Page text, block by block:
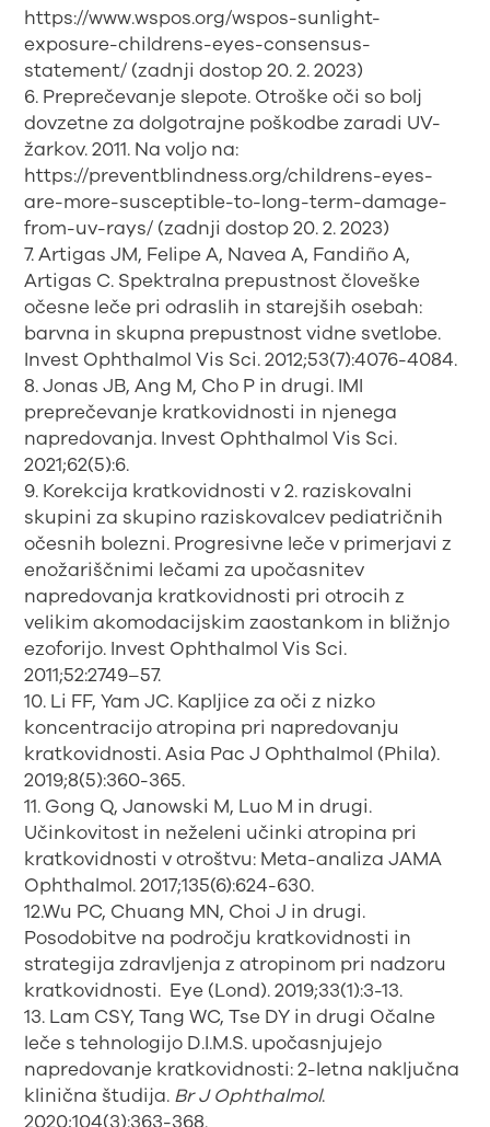
https://www.wspos.org/wspos-sunlight-
exposure-childrens-eyes-consensus-
statement/ (zadnji dostop 20. 2. 2023)
6. Preprečevanje slepote. Otroške oči so bolj
dovzetne za dolgotrajne poškodbe zaradi UV-
žarkov. 2011. Na voljo na:
https://preventblindness.org/childrens-eyes-
are-more-susceptible-to-long-term-damage-
from-uv-rays/ (zadnji dostop 20. 2. 2023)
7. Artigas JM, Felipe A, Navea A, Fandiño A,
Artigas C. Spektralna prepustnost človeške
očesne leče pri odraslih in starejših osebah:
barvna in skupna prepustnost vidne svetlobe.
Invest Ophthalmol Vis Sci. 2012;53(7):4076-4084.
8. Jonas JB, Ang M, Cho P in drugi. IMI
preprečevanje kratkovidnosti in njenega
napredovanja. Invest Ophthalmol Vis Sci.
2021;62(5):6.
9. Korekcija kratkovidnosti v 2. raziskovalni
skupini za skupino raziskovalcev pediatričnih
očesnih bolezni. Progresivne leče v primerjavi z
enožariščnimi lečami za upočasnitev
napredovanja kratkovidnosti pri otrocih z
velikim akomodacijskim zaostankom in bližnjo
ezoforijo. Invest Ophthalmol Vis Sci.
2011;52:2749–57.
10. Li FF, Yam JC. Kapljice za oči z nizko
koncentracijo atropina pri napredovanju
kratkovidnosti. Asia Pac J Ophthalmol (Phila).
2019;8(5):360-365.
11. Gong Q, Janowski M, Luo M in drugi.
Učinkovitost in neželeni učinki atropina pri
kratkovidnosti v otroštvu: Meta-analiza JAMA
Ophthalmol. 2017;135(6):624-630.
12.Wu PC, Chuang MN, Choi J in drugi.
Posodobitve na področju kratkovidnosti in
strategija zdravljenja z atropinom pri nadzoru
kratkovidnosti. Eye (Lond). 2019;33(1):3-13.
13. Lam CSY, Tang WC, Tse DY in drugi Očalne
leče s tehnologijo D.I.M.S. upočasnjujejo
napredovanje kratkovidnosti: 2-letna naključna
klinična študija. Br J Ophthalmol.
2020;104(3):363-368.